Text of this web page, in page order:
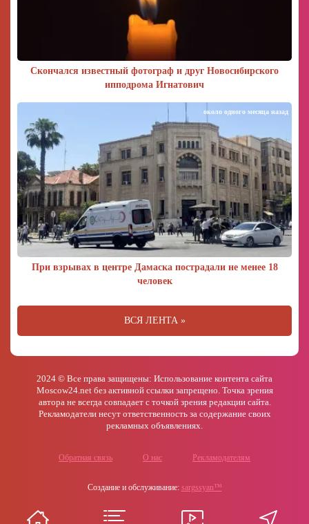
Скончался известный фотограф и друг Новосибирского
ипподрома Игнатович
При взрывах в центре Дамаска пострадали не менее 18
человек
около одного месяца назад
ВСЯ ЛЕНТА »
2024 © Все права защищены: Использование контента сайта
Moscow24.net без активной ссылки запрещено. Точка зрения
автора не всегда совпадает с точкой зрения редакции сайта.
Рекламодатели несут ответственность за содержание своих
рекламных объявлениях.
Обратная связь О нас Рекламодателям
Создание и обслуживание: sargssyan™